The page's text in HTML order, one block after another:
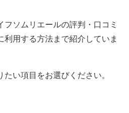
フソムリエールの評判・口コミ
利用する方法まで紹介していま
い項目をお選びください。